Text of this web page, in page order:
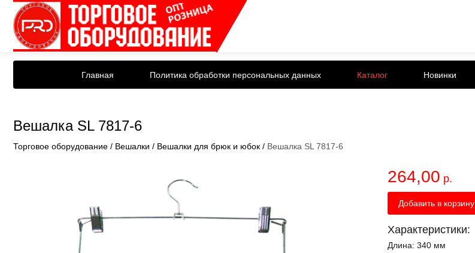
Главная Политика обработки персональных данных Каталог Новинки
Вешалка SL 7817-6
Торговое оборудование / Вешалки / Вешалки для брюк и юбок / Вешалка SL 7817-6
264,00 р.
Добавить в корзину
Характеристики:
Длина: 340 мм